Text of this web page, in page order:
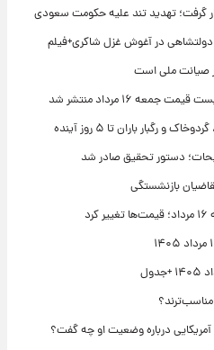
گرفت؛ تهدید تند علیه حکومت سعودی
در آغوش غزل شاکری+فیلم
صیانت ملی است
۱۶ مرداد منتشر شد
رگبار باران تا ۵ روز آینده
دستور تحقیق صادر شد
درباره وضعیت او چه گفت؟